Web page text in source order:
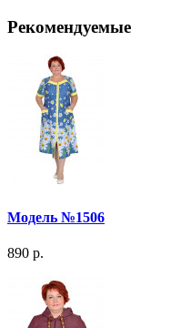
Рекомендуемые
Модель №1506
890 р.